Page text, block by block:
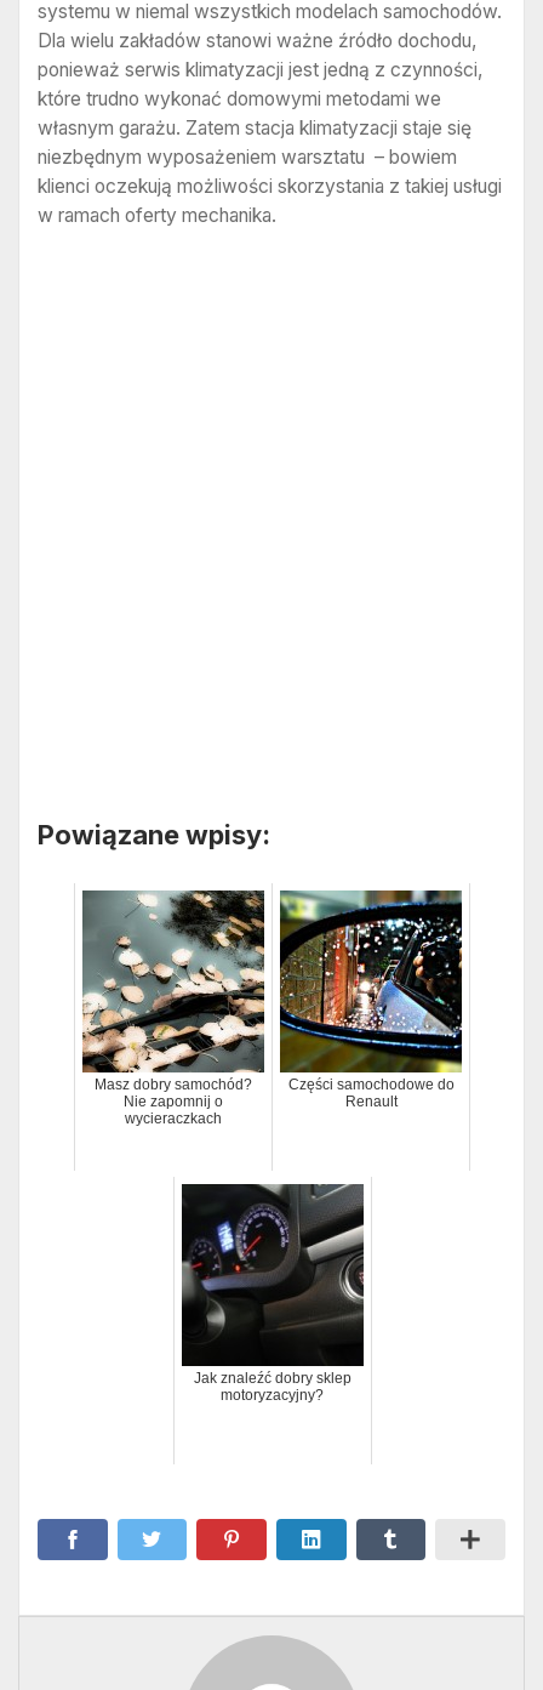
systemu w niemal wszystkich modelach samochodów.
Dla wielu zakładów stanowi ważne źródło dochodu,
ponieważ serwis klimatyzacji jest jedną z czynności,
które trudno wykonać domowymi metodami we
własnym garażu. Zatem stacja klimatyzacji staje się
niezbędnym wyposażeniem warsztatu – bowiem
klienci oczekują możliwości skorzystania z takiej usługi
w ramach oferty mechanika.
Powiązane wpisy:
Masz dobry samochód?
Nie zapomnij o
wycieraczkach
Części samochodowe do
Renault
Jak znaleźć dobry sklep
motoryzacyjny?